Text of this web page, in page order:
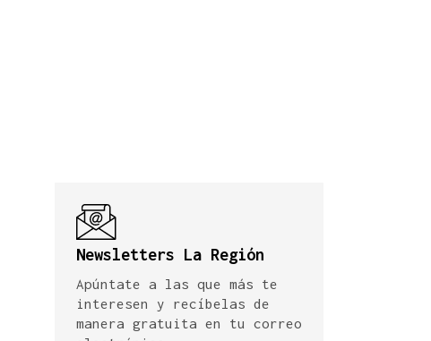
Newsletters La Región
Apúntate a las que más te
interesen y recíbelas de
manera gratuita en tu correo